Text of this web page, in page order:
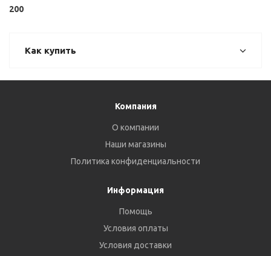
200
Как купить
Компания
О компании
Наши магазины
Политика конфиденциальности
Информация
Помощь
Условия оплаты
Условия доставки